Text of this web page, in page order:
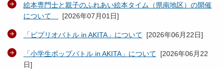
絵本専門士と親子のふれあい絵本タイム（県南地区）の開催
について
[2026年07月01日]
「ビブリオバトル in AKITA」について [2026年06月22日]
「小学生ポップバトル in AKITA」について [2026年06月22
日]